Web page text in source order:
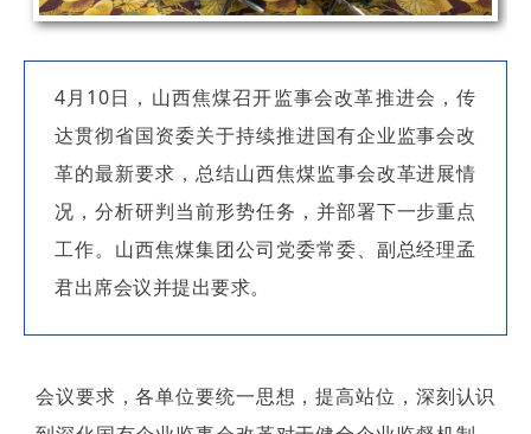
4月10日，山西焦煤召开监事会改革推进会，传
达贯彻省国资委关于持续推进国有企业监事会改
革的最新要求，总结山西焦煤监事会改革进展情
况，分析研判当前形势任务，并部署下一步重点
工作。山西焦煤集团公司党委常委、副总经理孟
君出席会议并提出要求。
会议要求，各单位要统一思想，提高站位，深刻认识